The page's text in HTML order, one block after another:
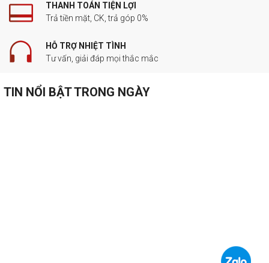
THANH TOÁN TIỆN LỢI
Trả tiền mặt, CK, trả góp 0%
HỖ TRỢ NHIỆT TÌNH
Tư vấn, giải đáp mọi thắc mắc
TIN NỔI BẬT TRONG NGÀY